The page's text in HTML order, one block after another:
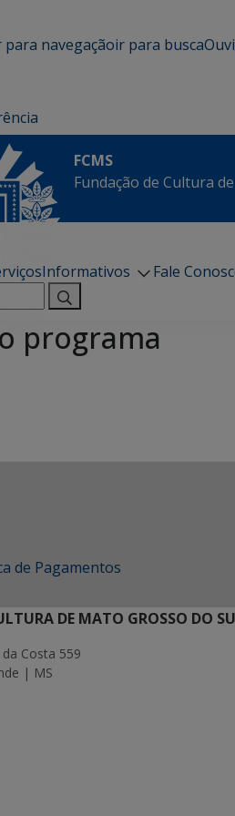
para navegaçãoir para busca
FCMS
Fundação de Cultura
Informativos
Fale
programa
de Pagamentos
DE MATO GROSSO DO
Costa 559
| MS